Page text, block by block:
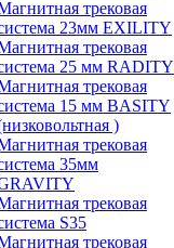
трековая
23мм EXILITY
трековая
25 мм RADITY
трековая
15 мм BASITY
)
трековая
35мм
трековая
S35
трековая